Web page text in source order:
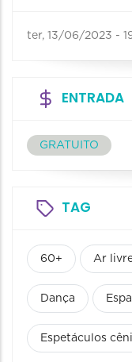
ter, 13/06/2023 -
ENTRADA
GRATUITO
TAG
60+ Ar
Dança
Espetáculos